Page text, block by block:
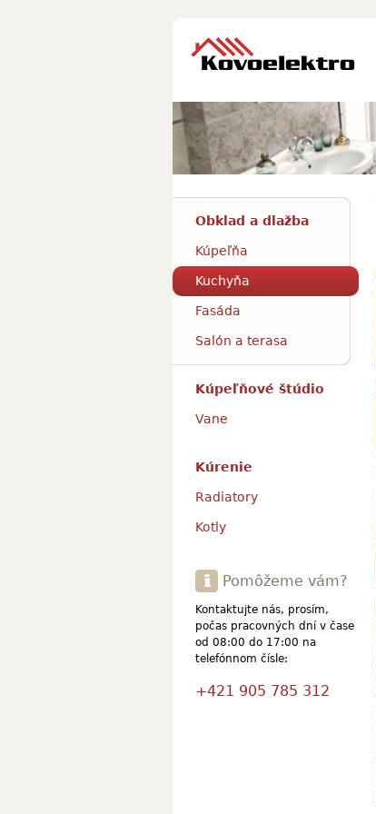
Obklad a dlažba
Kúpeľňa
Kuchyňa
Fasáda
Salón a terasa
Kúpeľňové štúdio
Vane
Kúrenie
Radiatory
Kotly
Pomôžeme vám?
Kontaktujte nás, prosím,
počas pracovných dní v čase
od 08:00 do 17:00 na
telefónnom čísle:
+421 905 785 312